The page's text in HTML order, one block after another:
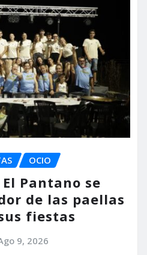
OCIO
Pantano se
de las paellas
fiestas
9, 2026